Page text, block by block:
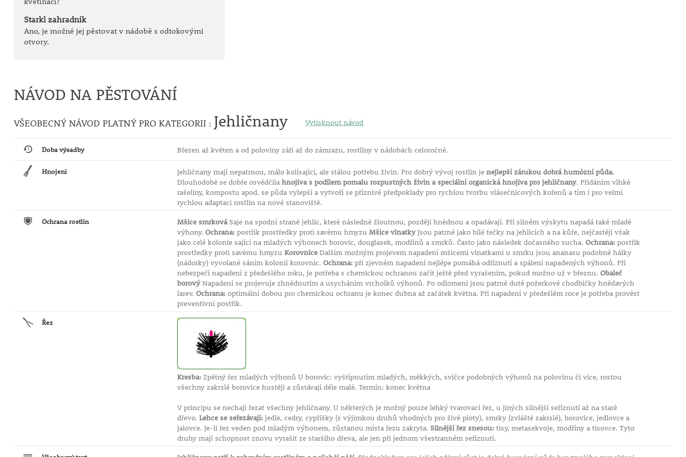
Starkl zahradník
Ano, je možné jej pěstovat v nádobě s odtokovými
otvory.
NÁVOD NA PĚSTOVÁNÍ
VŠEOBECNÝ NÁVOD PLATNÝ PRO KATEGORII : Jehličnany Vytisknout návod
Doba výsadby Březen až květen a od poloviny září až do zámrazu, rostliny v nádobách celoročně.
Hnojení Jehličnany mají nepatrnou, málo kolísající, ale stálou potřebu živin. Pro dobrý vývoj rostlin je nejlepší zárukou dobrá humózní půda.
Dlouhodobě se dobře osvědčila hnojiva s podílem pomalu rozpustných živin a speciální organická hnojiva pro jehličnany. Přidáním vlhké
rašeliny, kompostu apod. se půda vylepší a vytvoří se příznivé předpoklady pro rychlou tvorbu vlásečnicových kořenů a tím i pro velmi
rychlou adaptaci rostlin na nové stanoviště.
Ochrana rostlin Mšice smrkováSaje na spodní straně jehlic, které následně žloutnou, později hnědnou a opadávají. Při silném výskytu napadá také mladé
výhony. Ochrana:postřik prostředky proti savému hmyzu Mšice vlnatkyJsou patrné jako bílé tečky na jehlicích a na kůře, nejčastěji však
jako celé kolonie sající na mladých výhonech borovic, douglasek, modřínů a smrků. Často jako následek dočasného sucha. Ochrana:postřik
prostředky proti savému hmyzu KorovniceDalším možným projevem napadení mšicemi vlnatkami u smrku jsou ananasu podobné hálky
(nádorky) vyvolané sáním kolonií korovnic. Ochrana:při zjevném napadení nejlépe pomáhá odříznutí a spálení napadených výhonů. Při
nebezpečí napadení z předešlého roku, je potřeba s chemickou ochranou začít ještě před vyrašením, pokud možno už v březnu. Obaleč
borovýNapadení se projevuje zhnědnutím a usycháním vrcholků výhonů. Po odlomení jsou patrné duté požerkové chodbičky hnědavých
larev. Ochrana:optimální dobou pro chemickou ochranu je konec dubna až začátek května. Při napadení v předešlém roce je potřeba provést
preventivní postřik.
Řez
Kresba:Zpětný řez mladých výhonů U borovic: vyštípnutím mladých, měkkých, svíčce podobných výhonů na polovinu či více, rostou
všechny zakrslé borovice hustěji a zůstávají déle malé. Termín: konec května
V principu se nechají řezat všechny jehličnany. U některých je možný pouze lehký tvarovací řez, u jiných silnější seříznutí až na staré
dřevo. Lehce se seřezávají:jedle, cedry, cypříšky (s výjimkou druhů vhodných pro živé ploty), smrky (zvláště zakrslé), borovice, jedlovce a
jalovce. Je-li řez veden pod mladým výhonem, zůstanou místa řezu zakryta. Silnější řez snesou:tisy, metasekvoje, modříny a tisovce. Tyto
druhy mají schopnost znovu vyrašit ze staršího dřeva, ale jen při jednom všestranném seříznutí.